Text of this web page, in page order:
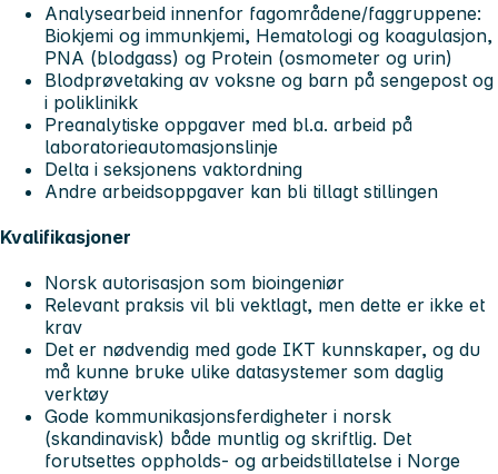
Analysearbeid innenfor fagområdene/faggruppene:
Biokjemi og immunkjemi, Hematologi og koagulasjon,
PNA (blodgass) og Protein (osmometer og urin)
Blodprøvetaking av voksne og barn på sengepost og
i poliklinikk
Preanalytiske oppgaver med bl.a. arbeid på
laboratorieautomasjonslinje
Delta i seksjonens vaktordning
Andre arbeidsoppgaver kan bli tillagt stillingen
Kvalifikasjoner
Norsk autorisasjon som bioingeniør
Relevant praksis vil bli vektlagt, men dette er ikke et
krav
Det er nødvendig med gode IKT kunnskaper, og du
må kunne bruke ulike datasystemer som daglig
verktøy
Gode kommunikasjonsferdigheter i norsk
(skandinavisk) både muntlig og skriftlig. Det
forutsettes oppholds- og arbeidstillatelse i Norge